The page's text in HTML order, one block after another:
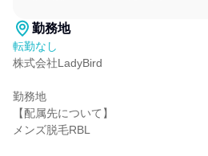
勤務地
転勤なし
株式会社LadyBird
勤務地
【配属先について】
メンズ脱毛RBL